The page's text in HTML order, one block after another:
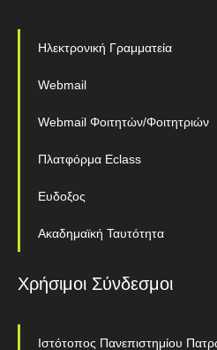
Ηλεκτρονική Γραμματεία
Webmail
Webmail Φοιτητών/Φοιτητριών
Πλατφόρμα Eclass
Ευδοξος
Ακαδημαϊκή Ταυτότητα
Χρήσιμοι Σύνδεσμοι
Ιστότοπος Πανεπιστημίου